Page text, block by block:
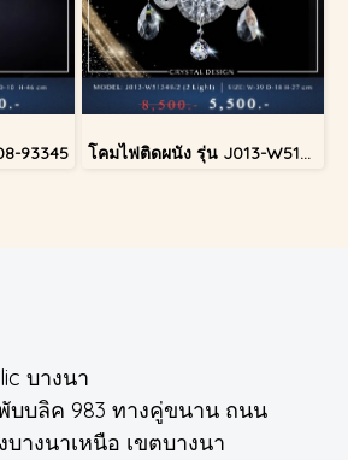
93345 โคมไฟติดผนัง รุ่น J013-W51349/2
บางนา
บบลิค 983 ทางคู่ขนาน ถนน
างนาเหนือ เขตบางนา